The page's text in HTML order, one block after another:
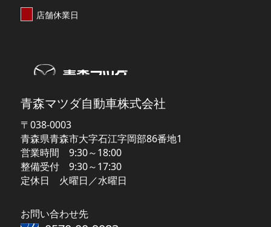
青森マツダ自動車株式会社
〒038-0003
青森県青森市大字石江字岡部86番地1
営業時間 9:30～18:00
整備受付 9:30～17:30
定休日 火曜日／水曜日
お問い合わせ先
店舗休業日